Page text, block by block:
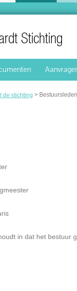
de stichting > Bestuursleden
in dat het bestuur